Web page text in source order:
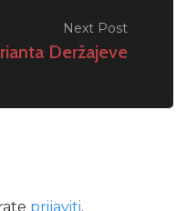
Next Post
Deržajeve
prijaviti.